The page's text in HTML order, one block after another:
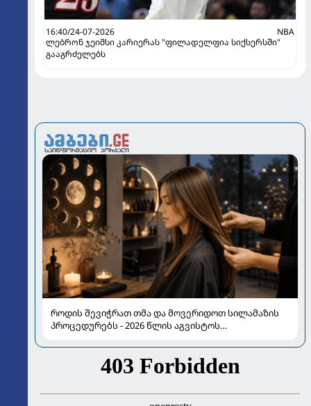
16:40/24-07-2026
NBA
ლებრონ ჯეიმსი კარიერას "ფილადელფია სიქსერსში"
გააგრძელებს
როდის შევიჭრათ თმა და მოვერიდოთ სილამაზის
პროცედურებს - 2026 წლის აგვისტოს